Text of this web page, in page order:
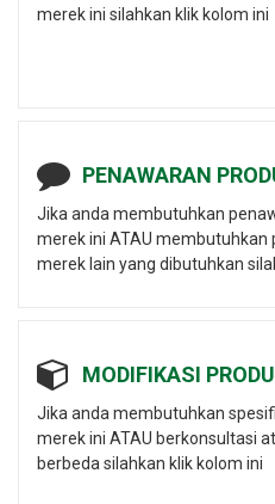
merek ini silahkan klik kolom ini
PENAWARAN
Jika anda membutuhkan
merek ini ATAU membutuhkan
merek lain yang dibutuhkan
MODIFIKASI
Jika anda membutuhkan
merek ini ATAU berkonsultasi
berbeda silahkan klik kolom ini